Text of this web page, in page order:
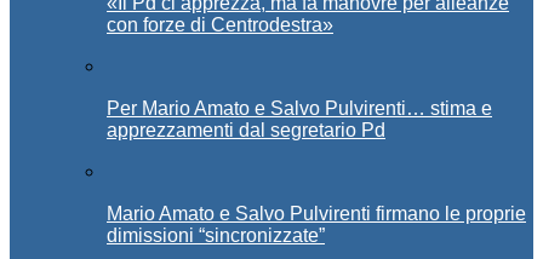
con forze di Centrodestra»
Per Mario Amato e Salvo Pulvirenti… stima e
apprezzamenti dal segretario Pd
Mario Amato e Salvo Pulvirenti firmano le proprie
dimissioni “sincronizzate”